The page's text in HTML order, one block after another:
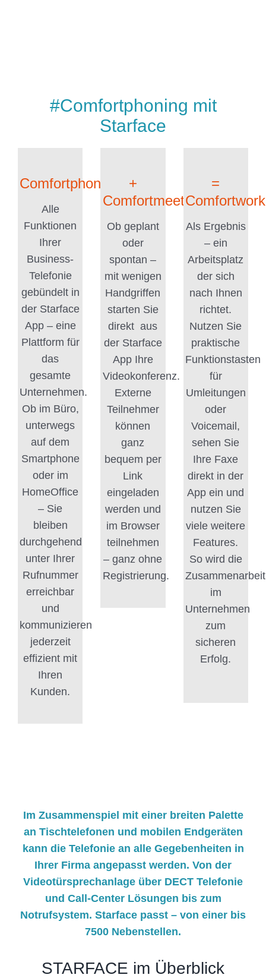
#Comfortphoning mit
Starface
Comfortphoning
Alle
Funktionen
Ihrer
Business-
Telefonie
gebündelt in
der Starface
App – eine
Plattform für
das
gesamte
Unternehmen.
Ob im Büro,
unterwegs
auf dem
Smartphone
oder im
HomeOffice
– Sie
bleiben
durchgehend
unter Ihrer
Rufnummer
erreichbar
und
kommunizieren
jederzeit
effizient mit
Ihren
Kunden.
+
Comfortmeeting
Ob geplant
oder
spontan –
mit wenigen
Handgriffen
starten Sie
direkt aus
der Starface
App Ihre
Videokonferenz.
Externe
Teilnehmer
können
ganz
bequem per
Link
eingeladen
werden und
im Browser
teilnehmen
– ganz ohne
Registrierung.
=
Als Ergebnis
– ein
Arbeitsplatz
der sich
nach Ihnen
richtet.
Nutzen Sie
praktische
Funktionstasten
für
Umleitungen
oder
Voicemail,
sehen Sie
Ihre Faxe
direkt in der
App ein und
nutzen Sie
viele weitere
Features.
So wird die
Zusammenarbeit
im
Unternehmen
zum
sicheren
Erfolg.
Im Zusammenspiel mit einer breiten Palette
an Tischtelefonen und mobilen Endgeräten
kann die Telefonie an alle Gegebenheiten in
Ihrer Firma angepasst werden. Von der
Videotürsprechanlage über DECT Telefonie
und Call-Center Lösungen bis zum
Notrufsystem. Starface passt – von einer bis
7500 Nebenstellen.
STARFACE im Überblick